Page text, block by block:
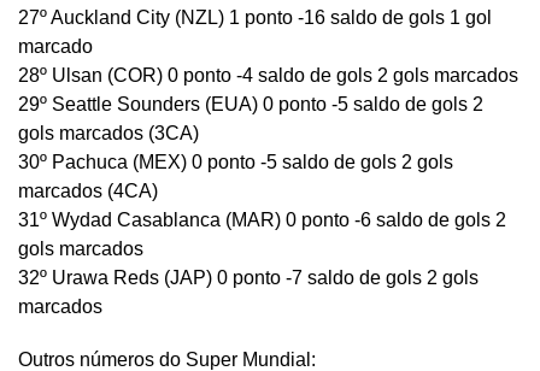
27º Auckland City (NZL) 1 ponto -16 saldo de gols 1 gol
marcado
28º Ulsan (COR) 0 ponto -4 saldo de gols 2 gols marcados
29º Seattle Sounders (EUA) 0 ponto -5 saldo de gols 2
gols marcados (3CA)
30º Pachuca (MEX) 0 ponto -5 saldo de gols 2 gols
marcados (4CA)
31º Wydad Casablanca (MAR) 0 ponto -6 saldo de gols 2
gols marcados
32º Urawa Reds (JAP) 0 ponto -7 saldo de gols 2 gols
marcados
Outros números do Super Mundial: